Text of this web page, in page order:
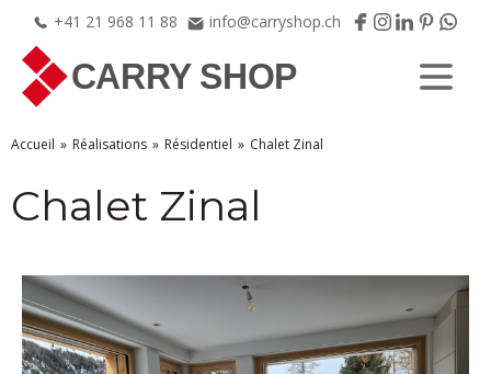
+41 21 968 11 88 info@carryshop.ch
Accueil Réalisations Résidentiel Chalet Zinal
Chalet Zinal